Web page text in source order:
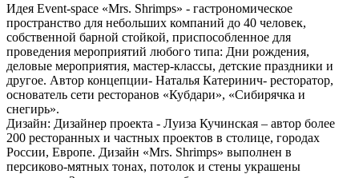
Идея Event-space «Mrs. Shrimps» - гастрономическое
пространство для небольших компаний до 40 человек,
собственной барной стойкой, приспособленное для
проведения мероприятий любого типа: Дни рождения,
деловые мероприятия, мастер-классы, детские праздники и
другое. Автор концепции- Наталья Катеринич- ресторатор,
основатель сети ресторанов «Кубдари», «Сибирячка и
снегирь».
Дизайн: Дизайнер проекта - Луиза Кучинская – автор более
200 ресторанных и частных проектов в столице, городах
России, Европе. Дизайн «Mrs. Shrimps» выполнен в
персиково-мятных тонах, потолок и стены украшены